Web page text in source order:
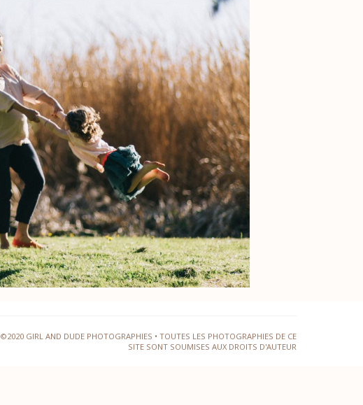
©2020 GIRL AND DUDE PHOTOGRAPHIES • TOUTES LES PHOTOGRAPHIES DE CE
SITE SONT SOUMISES AUX DROITS D'AUTEUR